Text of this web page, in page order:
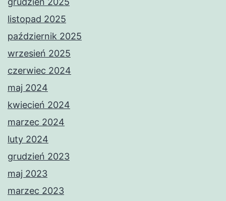
listopad 2025
październik 2025
wrzesień 2025
czerwiec 2024
maj 2024
kwiecień 2024
marzec 2024
luty 2024
grudzień 2023
maj 2023
marzec 2023